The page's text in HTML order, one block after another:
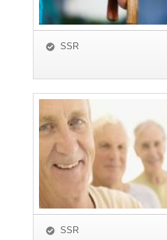
SSR
SSR